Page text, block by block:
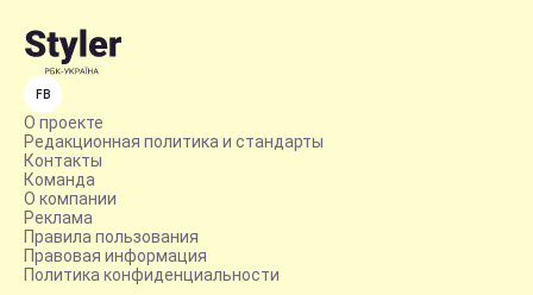
FB
О проекте
Редакционная политика и стандарты
Контакты
Команда
О компании
Реклама
Правила пользования
Правовая информация
Политика конфиденциальности